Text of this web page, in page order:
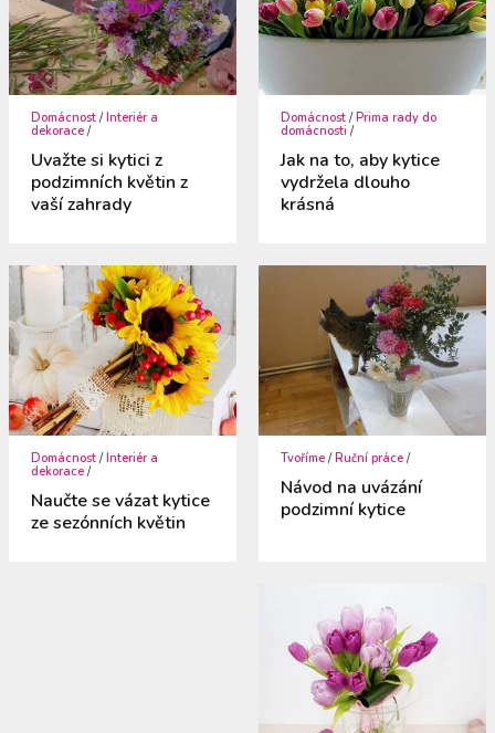
Domácnost /Interiér a
dekorace /
Uvažte si kytici z
podzimních květin z
vaší zahrady
Domácnost /Prima rady do
domácnosti /
Jak na to, aby kytice
vydržela dlouho
krásná
Domácnost /Interiér a
dekorace /
Naučte se vázat kytice
ze sezónních květin
Tvoříme /Ruční práce /
Návod na uvázání
podzimní kytice